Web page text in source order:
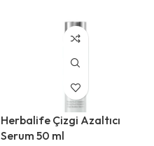
Herbalife Çizgi Azaltıcı
Serum 50 ml